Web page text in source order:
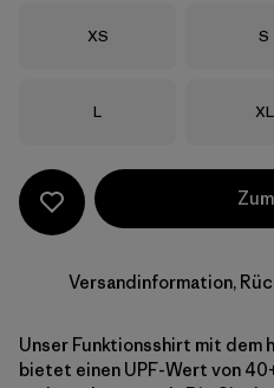
Größe
XS S
Größe
L XL
Versandinformation,
Unser Funktionsshirt mit dem
bietet einen UPF-Wert von